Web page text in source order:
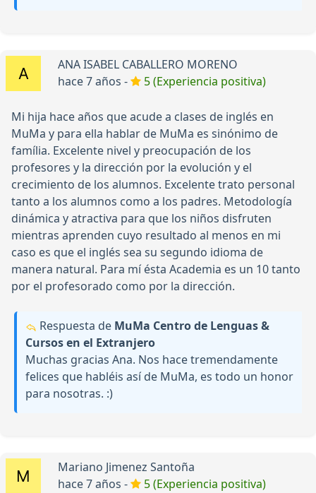
ANA ISABEL CABALLERO MORENO
hace 7 años -
5 (Experiencia positiva)
Mi hija hace años que acude a clases de inglés en
MuMa y para ella hablar de MuMa es sinónimo de
família. Excelente nivel y preocupación de los
profesores y la dirección por la evolución y el
crecimiento de los alumnos. Excelente trato personal
tanto a los alumnos como a los padres. Metodología
dinámica y atractiva para que los niños disfruten
mientras aprenden cuyo resultado al menos en mi
caso es que el inglés sea su segundo idioma de
manera natural. Para mí ésta Academia es un 10 tanto
por el profesorado como por la dirección.
Respuesta de MuMa Centro de Lenguas &
Cursos en el Extranjero
Muchas gracias Ana. Nos hace tremendamente
felices que habléis así de MuMa, es todo un honor
para nosotras. :)
Mariano Jimenez Santoña
hace 7 años -
5 (Experiencia positiva)